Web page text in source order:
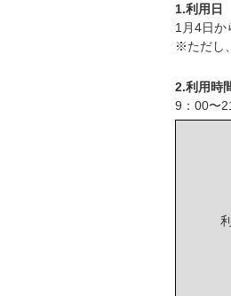
1.利用日
1月4日か
※ただし
2.利用時
9：00〜